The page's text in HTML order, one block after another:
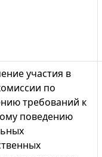
участия в
по
требований к
поведению